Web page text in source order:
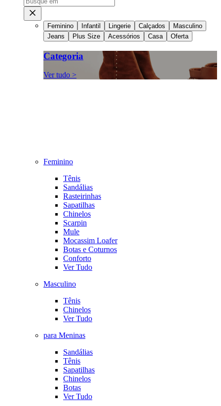
Feminino Infantil Lingerie Calçados
Masculino
Jeans
Plus Size Acessórios Casa Oferta
Categoria
Ver tudo >
Feminino
Tênis
Sandálias
Rasteirinhas
Sapatilhas
Chinelos
Scarpin
Mule
Mocassim Loafer
Botas e Coturnos
Conforto
Ver Tudo
Masculino
Tênis
Chinelos
Ver Tudo
para Meninas
Sandálias
Tênis
Sapatilhas
Chinelos
Botas
Ver Tudo